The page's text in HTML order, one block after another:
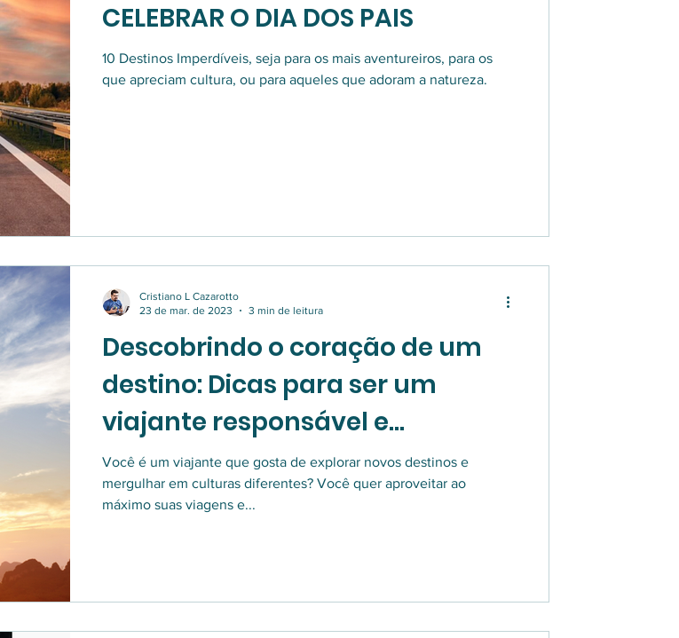
CELEBRAR O DIA DOS PAIS
10 Destinos Imperdíveis, seja para os mais aventureiros, para os
que apreciam cultura, ou para aqueles que adoram a natureza.
Descobrindo o coração de um
destino: Dicas para ser um
viajante responsável e
memorável
Você é um viajante que gosta de explorar novos destinos e
mergulhar em culturas diferentes? Você quer aproveitar ao
máximo suas viagens e...
Cristiano L Cazarotto
23 de mar. de 2023
3 min de leitura